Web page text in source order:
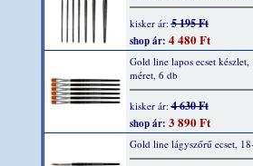
kisker ár:5 195 Ft
shop ár: 4 480 Ft
Gold line lapos ecset készlet,
méret, 6 db
kisker ár:4 630 Ft
shop ár: 3 890 Ft
Gold line lágyszőrű ecset,